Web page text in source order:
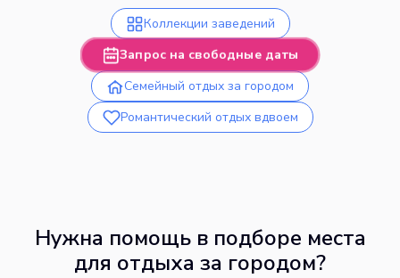
Коллекции заведений
Запрос на свободные даты
Семейный отдых за городом
Романтический отдых вдвоем
Нужна помощь в подборе места
для отдыха за городом?